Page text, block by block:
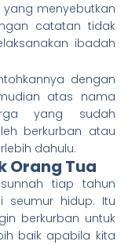
menyebutkan
catatan tidak
ibadah
dengan
atas nama
yang sudah
berkurban atau
dahulu.
Orang Tua
tiap tahun
seumur hidup. Itu
berkurban untuk
baik apabila kita